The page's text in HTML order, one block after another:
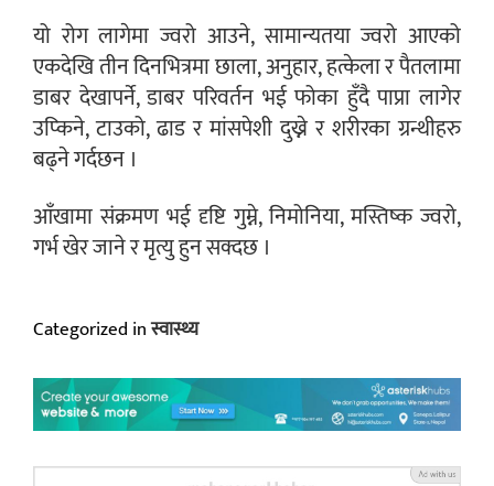
यो रोग लागेमा ज्वरो आउने, सामान्यतया ज्वरो आएको
एकदेखि तीन दिनभित्रमा छाला, अनुहार, हत्केला र पैतलामा
डाबर देखापर्ने, डाबर परिवर्तन भई फोका हुँदै पाप्रा लागेर
उप्किने, टाउको, ढाड र मांसपेशी दुख्ने र शरीरका ग्रन्थीहरु
बढ्ने गर्दछन ।
आँखामा संक्रमण भई दृष्टि गुम्ने, निमोनिया, मस्तिष्क ज्वरो,
गर्भ खेर जाने र मृत्यु हुन सक्दछ ।
Categorized inस्वास्थ्य